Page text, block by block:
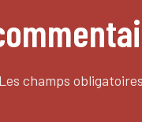
Les champs